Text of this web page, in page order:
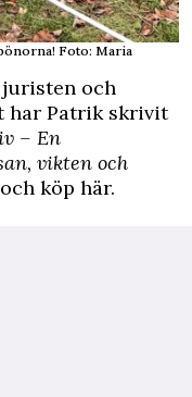
Foto: Maria
och
har Patrik skrivit
– En
vikten och
köp här.